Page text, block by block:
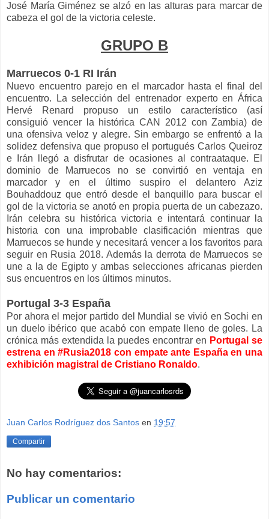
José María Giménez se alzó en las alturas para marcar de
cabeza el gol de la victoria celeste.
GRUPO B
Marruecos 0-1 RI Irán
Nuevo encuentro parejo en el marcador hasta el final del
encuentro. La selección del entrenador experto en África
Hervé Renard propuso un estilo característico (así
consiguió vencer la histórica CAN 2012 con Zambia) de
una ofensiva veloz y alegre. Sin embargo se enfrentó a la
solidez defensiva que propuso el portugués Carlos Queiroz
e Irán llegó a disfrutar de ocasiones al contraataque. El
dominio de Marruecos no se convirtió en ventaja en
marcador y en el último suspiro el delantero Aziz
Bouhaddouz que entró desde el banquillo para buscar el
gol de la victoria se anotó en propia puerta de un cabezazo.
Irán celebra su histórica victoria e intentará continuar la
historia con una improbable clasificación mientras que
Marruecos se hunde y necesitará vencer a los favoritos para
seguir en Rusia 2018. Además la derrota de Marruecos se
une a la de Egipto y ambas selecciones africanas pierden
sus encuentros en los últimos minutos.
Portugal 3-3 España
Por ahora el mejor partido del Mundial se vivió en Sochi en
un duelo ibérico que acabó con empate lleno de goles. La
crónica más extendida la puedes encontrar en Portugal se
estrena en #Rusia2018 con empate ante España en una
exhibición magistral de Cristiano Ronaldo.
Juan Carlos Rodríguez dos Santos en 19:57
Compartir
No hay comentarios:
Publicar un comentario